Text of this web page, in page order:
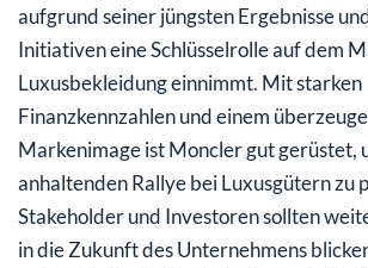
aufgrund seiner jüngsten Ergebnisse
Initiativen eine Schlüsselrolle auf dem
Luxusbekleidung einnimmt. Mit starken
Finanzkennzahlen und einem
Markenimage ist Moncler gut gerüstet,
anhaltenden Rallye bei Luxusgütern zu
Stakeholder und Investoren sollten
in die Zukunft des Unternehmens